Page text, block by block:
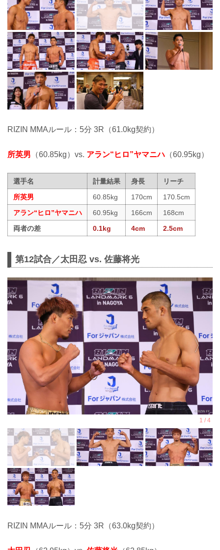
RIZIN MMAルール：5分 3R（61.0kg契約）
所英男 （60.85kg）vs. アラン“ヒロ”ヤマニハ （60.95kg）
選手名 計量結果 身長
リーチ
所英男
60.85kg 170cm
170.5cm
アラン“ヒロ”ヤマニハ
60.95kg 166cm
168cm
両者の差
0.1kg 4cm 2.5cm
第12試合／太田忍 vs. 佐藤将光
RIZIN MMAルール：5分 3R（63.0kg契約）